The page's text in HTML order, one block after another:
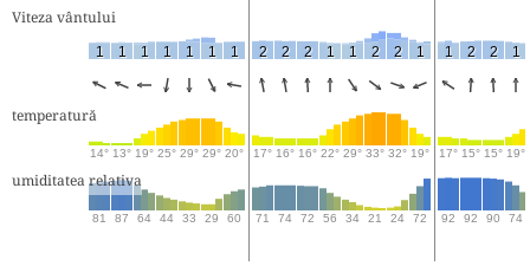
Viteza vântului
1 1 1 1 1 1 1 2 2 2 1 1 2 2 1 1 2 2 1
temperatură
14° 13° 19° 25° 29° 29° 20° 17° 16° 16° 22° 29° 33° 32° 19° 17° 15° 15° 19°
umiditatea relativa
81 87 64 44 33 29 60 71 74 72 56 34 21 24 72 92 92 90 74